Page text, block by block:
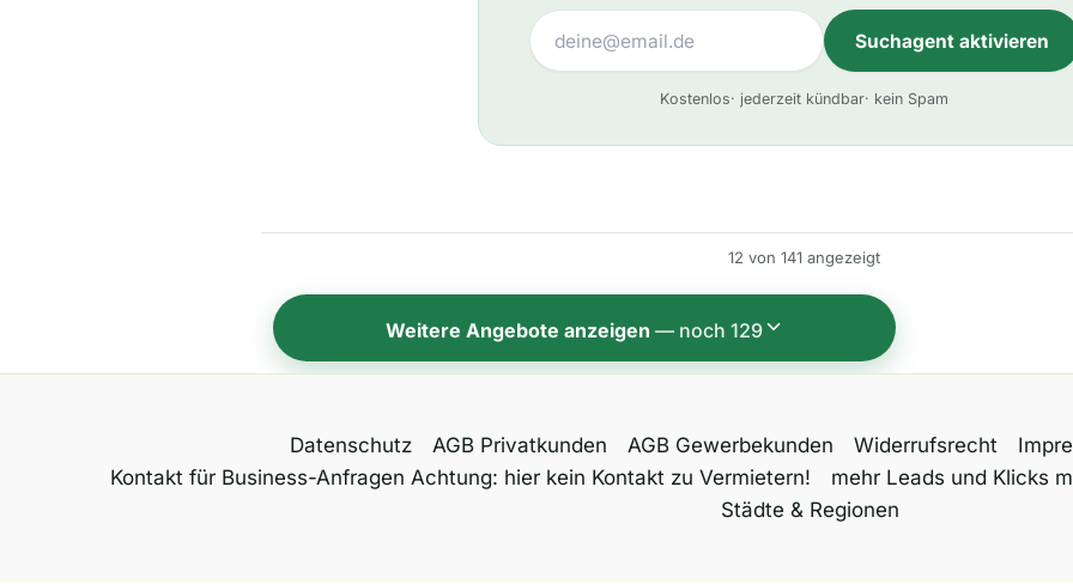
Suchagent aktivieren
t
n
v
:
Kostenlos· jederzeit kündbar· kein Spam
12 von 141 angezeigt
Weitere Angebote anzeigen — noch 129
Datenschutz AGB Privatkunden AGB Gewerbekunden Widerrufsrecht
Kontakt für Business-Anfragen Achtung: hier kein Kontakt zu Vermietern!
mehr Leads und Klicks
Städte & Regionen